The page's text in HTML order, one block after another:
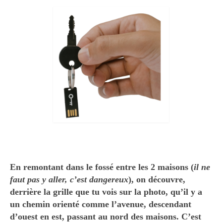
ATLAS DE LA BIODIVERSITE
EAUX NOIRES DE MONTBAZIN
SYNTHESE – SYNOPSIS
COMMENT LES EAUX DE LA GARELLE NOUS
VIENNENT ?
Le chemin des Piochs existe, je l’ai rencontré !
Encore et toujours le chemin des Piochs
Jeu de colin maillard autour du chemin des
Piochs !
En remontant dans le fossé entre les 2 maisons (il ne
faut pas y aller, c’est dangereux), on découvre,
derrière la grille que tu vois sur la photo, qu’il y a
un chemin orienté comme l’avenue, descendant
d’ouest en est, passant au nord des maisons. C’est